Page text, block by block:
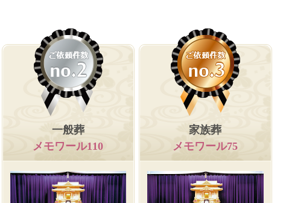
一般葬
メモワール110
家族葬
メモワール75